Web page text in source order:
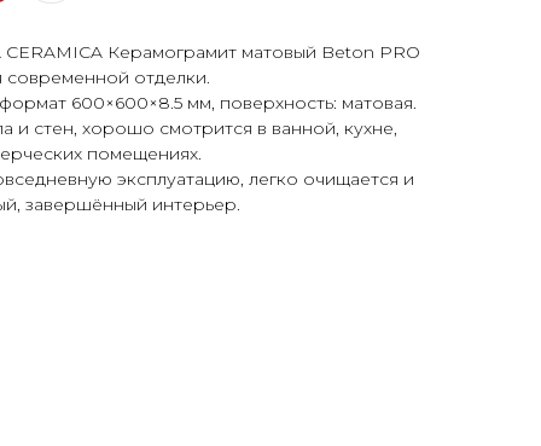
CERAMICA Керамограмит матовый Beton PRO
отделки.
600×600×8.5 мм, поверхность: матовая.
и стен, хорошо смотрится в ванной, кухне,
помещениях.
эксплуатацию, легко очищается и
завершённый интерьер.